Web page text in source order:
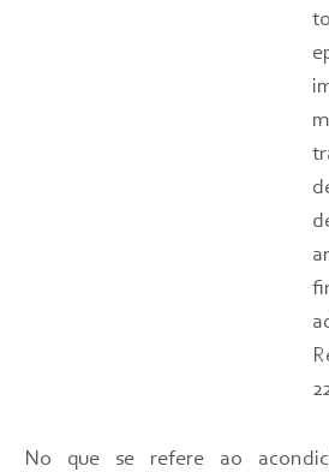
No que se refere ao